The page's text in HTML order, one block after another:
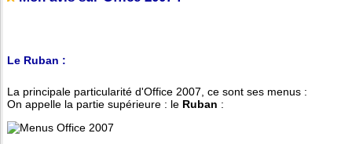
Le Ruban :
La principale particularité d'Office 2007, ce sont ses menus :
On appelle la partie supérieure : le Ruban :